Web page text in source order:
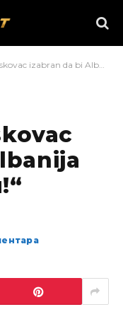
da bi Albanija pobedila Srbiju!“